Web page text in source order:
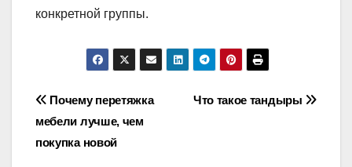
конкретной группы.
Навигация
по
Что такое тандыры
Почему перетяжка
мебели лучше, чем
покупка новой